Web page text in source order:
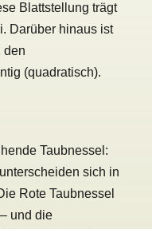
Blattstellung trägt
Darüber hinaus ist
den
(quadratisch).
Taubnessel:
sich in
Rote Taubnessel
und die